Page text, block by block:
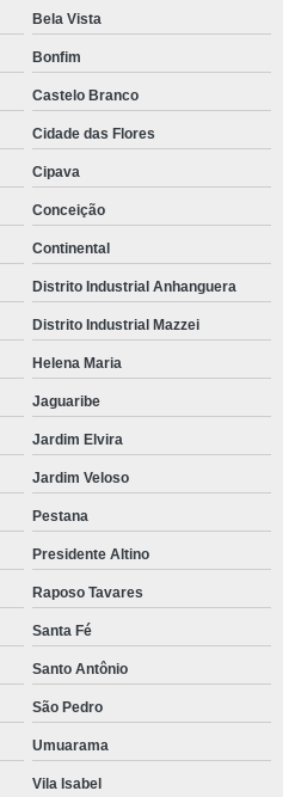
Bela Vista
Bonfim
Castelo Branco
Cidade das Flores
Cipava
Conceição
Continental
Distrito Industrial Anhanguera
Distrito Industrial Mazzei
Helena Maria
Jaguaribe
Jardim Elvira
Jardim Veloso
Pestana
Presidente Altino
Raposo Tavares
Santa Fé
Santo Antônio
São Pedro
Umuarama
Vila Isabel